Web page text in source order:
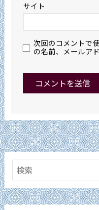
サイト
次回のコメントで
の名前、メールア